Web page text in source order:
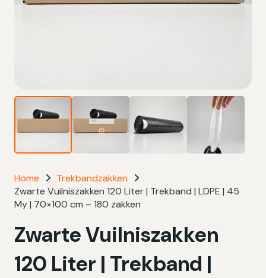
Home
Trekbandzakken
Zwarte Vuilniszakken 120 Liter | Trekband | LDPE | 45
My | 70×100 cm – 180 zakken
Zwarte Vuilniszakken
120 Liter | Trekband |